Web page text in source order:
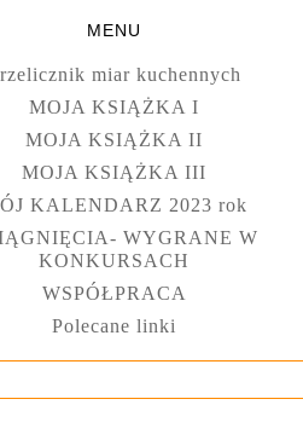
MENU
miar kuchennych
MOJA KSIĄŻKA I
MOJA KSIĄŻKA II
MOJA KSIĄŻKA III
KALENDARZ 2023 rok
WYGRANE W
KONKURSACH
WSPÓŁPRACA
Polecane linki